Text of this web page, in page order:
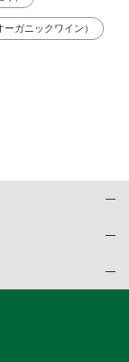
ーガニックワイン）